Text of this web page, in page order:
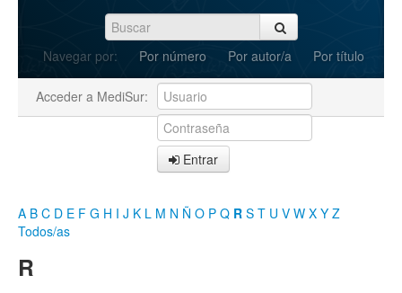
Navegar por: Por número Por autor/a Por título
Acceder a MediSur:
Entrar
A B C D E F G H I J K L M N Ñ O P Q R S T U V W X Y Z
Todos/as
R